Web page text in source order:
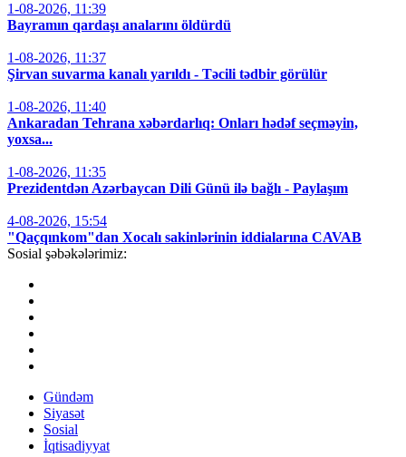
1-08-2026, 11:39
Bayramın qardaşı analarını öldürdü
1-08-2026, 11:37
Şirvan suvarma kanalı yarıldı - Təcili tədbir görülür
1-08-2026, 11:40
Ankaradan Tehrana xəbərdarlıq: Onları hədəf seçməyin,
yoxsa...
1-08-2026, 11:35
Prezidentdən Azərbaycan Dili Günü ilə bağlı - Paylaşım
4-08-2026, 15:54
"Qaçqınkom"dan Xocalı sakinlərinin iddialarına CAVAB
Sosial şəbəkələrimiz:
Gündəm
Siyasət
Sosial
İqtisadiyyat